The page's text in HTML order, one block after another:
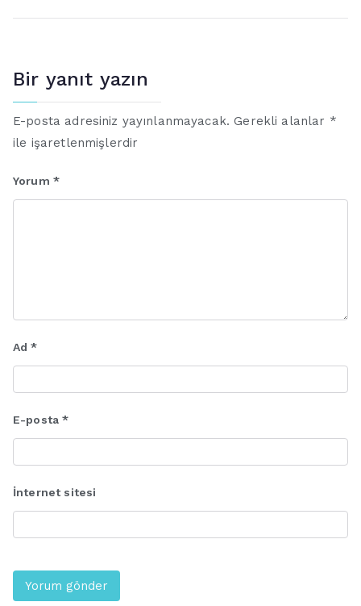
Bir yanıt yazın
E-posta adresiniz yayınlanmayacak. Gerekli alanlar *
ile işaretlenmişlerdir
Yorum *
Ad*
E-posta*
İnternet sitesi